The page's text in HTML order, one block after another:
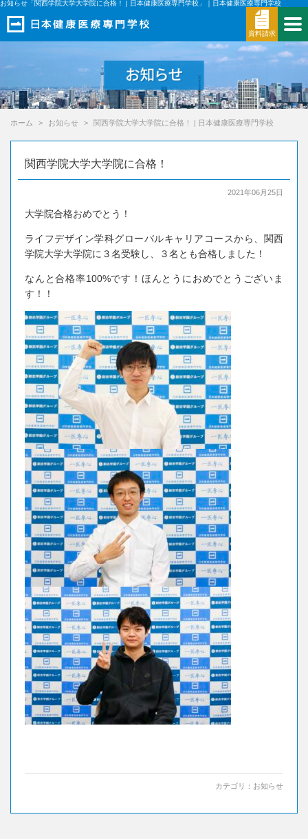
お知らせ「関西学院大学大学院に合格！ | 日本健康医療専門学校」｜日本健康医療専門学校
資料請求
ホーム お知らせ 関西学院大学大学院に合格！ | 日本健康医療専門学校
関西学院大学大学院に合格！
2021年06月25日
大学院合格おめでとう！
ライフデザイン学科グローバルキャリアコースから、関西
学院大学大学院に３名受験し、３名とも合格しました！
なんと合格率100%です！ほんとうにおめでとうございま
す！！
カテゴリ： お知らせ